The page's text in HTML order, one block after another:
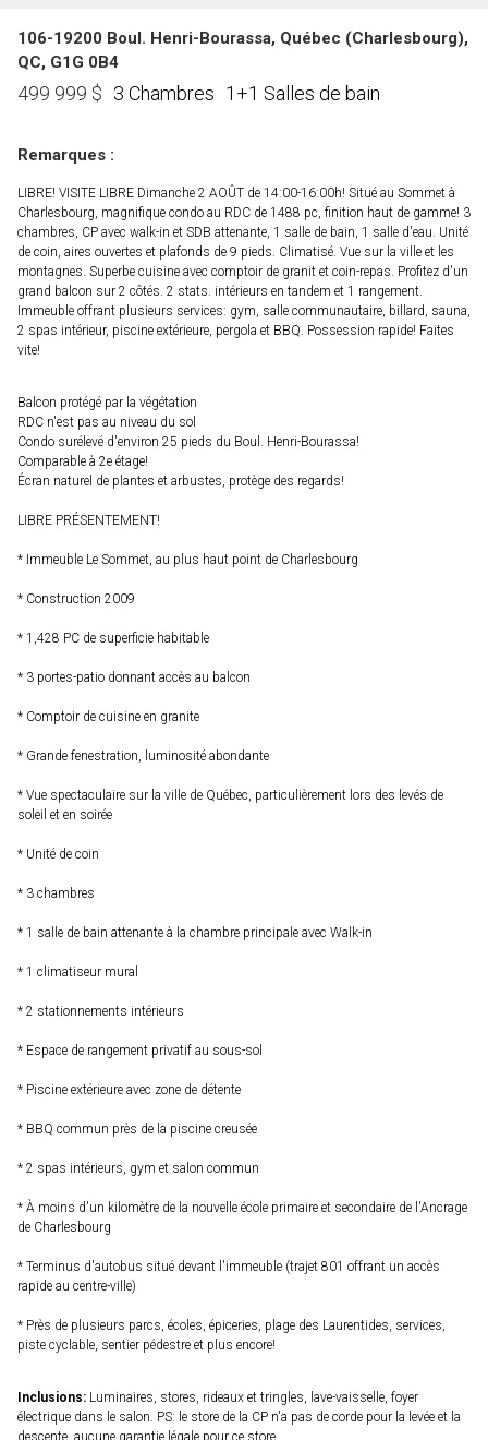
106-19200 Boul. Henri-Bourassa, Québec (Charlesbourg),
QC, G1G 0B4
499 999 $ 3 Chambres 1+1 Salles de bain
Remarques :
LIBRE! VISITE LIBRE Dimanche 2 AOÛT de 14:00-16:00h! Situé au Sommet à
Charlesbourg, magnifique condo au RDC de 1488 pc, finition haut de gamme! 3
chambres, CP avec walk-in et SDB attenante, 1 salle de bain, 1 salle d'eau. Unité
de coin, aires ouvertes et plafonds de 9 pieds. Climatisé. Vue sur la ville et les
montagnes. Superbe cuisine avec comptoir de granit et coin-repas. Profitez d'un
grand balcon sur 2 côtés. 2 stats. intérieurs en tandem et 1 rangement.
Immeuble offrant plusieurs services: gym, salle communautaire, billard, sauna,
2 spas intérieur, piscine extérieure, pergola et BBQ. Possession rapide! Faites
vite!
Balcon protégé par la végétation
RDC n'est pas au niveau du sol
Condo surélevé d'environ 25 pieds du Boul. Henri-Bourassa!
Comparable à 2e étage!
Écran naturel de plantes et arbustes, protège des regards!
LIBRE PRÉSENTEMENT!
* Immeuble Le Sommet, au plus haut point de Charlesbourg
* Construction 2009
* 1,428 PC de superficie habitable
* 3 portes-patio donnant accès au balcon
* Comptoir de cuisine en granite
* Grande fenestration, luminosité abondante
* Vue spectaculaire sur la ville de Québec, particulièrement lors des levés de
soleil et en soirée
* Unité de coin
* 3 chambres
* 1 salle de bain attenante à la chambre principale avec Walk-in
* 1 climatiseur mural
* 2 stationnements intérieurs
* Espace de rangement privatif au sous-sol
* Piscine extérieure avec zone de détente
* BBQ commun près de la piscine creusée
* 2 spas intérieurs, gym et salon commun
* À moins d'un kilomètre de la nouvelle école primaire et secondaire de l'Ancrage
de Charlesbourg
* Terminus d'autobus situé devant l'immeuble (trajet 801 offrant un accès
rapide au centre-ville)
* Près de plusieurs parcs, écoles, épiceries, plage des Laurentides, services,
piste cyclable, sentier pédestre et plus encore!
Inclusions: Luminaires, stores, rideaux et tringles, lave-vaisselle, foyer
électrique dans le salon. PS: le store de la CP n'a pas de corde pour la levée et la